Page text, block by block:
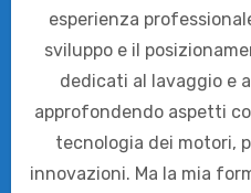
esperienza
sviluppo e il
dedicati al lavaggio e
approfondendo aspetti
tecnologia dei motori,
innovazioni. Ma la mia